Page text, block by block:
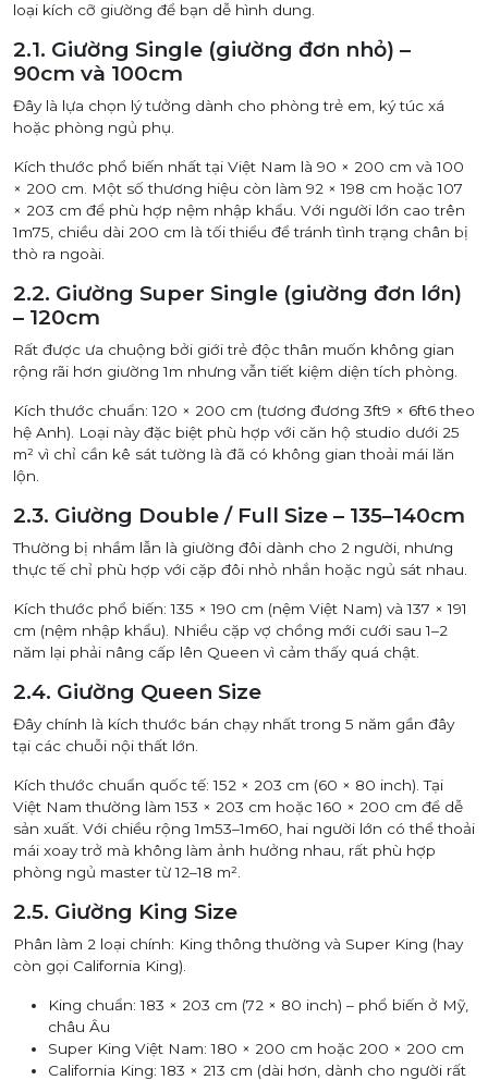
loại kích cỡ giường để bạn dễ hình dung.
2.1. Giường Single (giường đơn nhỏ) –
90cm và 100cm
Đây là lựa chọn lý tưởng dành cho phòng trẻ em, ký túc xá
hoặc phòng ngủ phụ.
Kích thước phổ biến nhất tại Việt Nam là 90 × 200 cm và 100
× 200 cm. Một số thương hiệu còn làm 92 × 198 cm hoặc 107
× 203 cm để phù hợp nệm nhập khẩu. Với người lớn cao trên
1m75, chiều dài 200 cm là tối thiểu để tránh tình trạng chân bị
thò ra ngoài.
2.2. Giường Super Single (giường đơn lớn)
– 120cm
Rất được ưa chuộng bởi giới trẻ độc thân muốn không gian
rộng rãi hơn giường 1m nhưng vẫn tiết kiệm diện tích phòng.
Kích thước chuẩn: 120 × 200 cm (tương đương 3ft9 × 6ft6 theo
hệ Anh). Loại này đặc biệt phù hợp với căn hộ studio dưới 25
m² vì chỉ cần kê sát tường là đã có không gian thoải mái lăn
lộn.
2.3. Giường Double / Full Size – 135–140cm
Thường bị nhầm lẫn là giường đôi dành cho 2 người, nhưng
thực tế chỉ phù hợp với cặp đôi nhỏ nhắn hoặc ngủ sát nhau.
Kích thước phổ biến: 135 × 190 cm (nệm Việt Nam) và 137 × 191
cm (nệm nhập khẩu). Nhiều cặp vợ chồng mới cưới sau 1–2
năm lại phải nâng cấp lên Queen vì cảm thấy quá chật.
2.4. Giường Queen Size
Đây chính là kích thước bán chạy nhất trong 5 năm gần đây
tại các chuỗi nội thất lớn.
Kích thước chuẩn quốc tế: 152 × 203 cm (60 × 80 inch). Tại
Việt Nam thường làm 153 × 203 cm hoặc 160 × 200 cm để dễ
sản xuất. Với chiều rộng 1m53–1m60, hai người lớn có thể thoải
mái xoay trở mà không làm ảnh hưởng nhau, rất phù hợp
phòng ngủ master từ 12–18 m².
2.5. Giường King Size
Phân làm 2 loại chính: King thông thường và Super King (hay
còn gọi California King).
King chuẩn: 183 × 203 cm (72 × 80 inch) – phổ biến ở Mỹ,
châu Âu
Super King Việt Nam: 180 × 200 cm hoặc 200 × 200 cm
California King: 183 × 213 cm (dài hơn, dành cho người rất